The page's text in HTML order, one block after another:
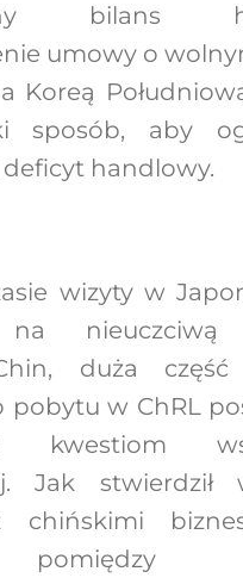
bilans
umowy o
Koreą
sposób, aby
handlowy.
wizyty w
na nieuczciwą
duża część
pobytu w ChRL
kwestiom
Jak stwierdził
chińskimi